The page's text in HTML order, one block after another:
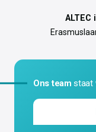
Ons team staat